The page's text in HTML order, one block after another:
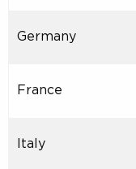
Germany
France
Italy